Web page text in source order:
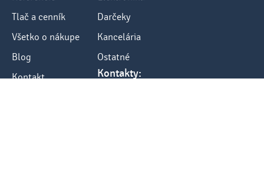
Tlač a cenník
Všetko o nákupe
Blog
Kontakt
Darčeky
Kancelária
Ostatné
Kontakty: